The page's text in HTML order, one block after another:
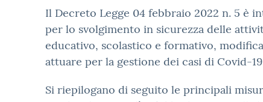
Il Decreto Legge 04 febbraio 2022 n. 5 è
per lo svolgimento in sicurezza delle
educativo, scolastico e formativo,
attuare per la gestione dei casi di Covid-
Si riepilogano di seguito le principali